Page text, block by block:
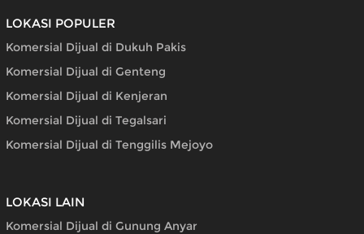
LOKASI POPULER
Komersial Dijual di Dukuh Pakis
Komersial Dijual di Genteng
Komersial Dijual di Kenjeran
Komersial Dijual di Tegalsari
Komersial Dijual di Tenggilis Mejoyo
LOKASI LAIN
Komersial Dijual di Gunung Anyar